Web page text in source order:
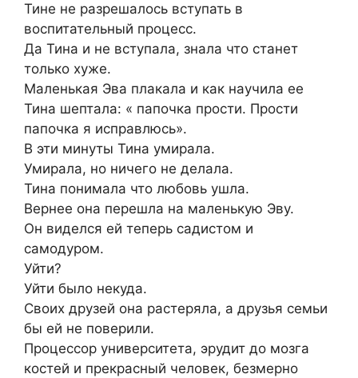
Тине не разрешалось вступать в
воспитательный процесс.
Да Тина и не вступала, знала что станет
только хуже.
Маленькая Эва плакала и как научила ее
Тина шептала: « папочка прости. Прости
папочка я исправлюсь».
В эти минуты Тина умирала.
Умирала, но ничего не делала.
Тина понимала что любовь ушла.
Вернее она перешла на маленькую Эву.
Он виделся ей теперь садистом и
самодуром.
Уйти?
Уйти было некуда.
Своих друзей она растеряла, а друзья семьи
бы ей не поверили.
Процессор университета, эрудит до мозга
костей и прекрасный человек, безмерно